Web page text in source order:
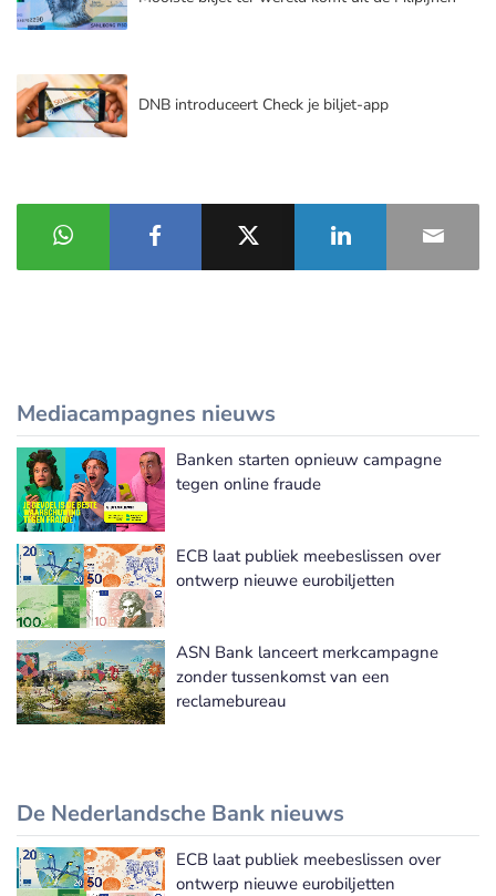
DNB introduceert Check je biljet-app
Mediacampagnes nieuws
Meer Mediacampagnes nieuws
Banken starten opnieuw campagne
tegen online fraude
ECB laat publiek meebeslissen over
ontwerp nieuwe eurobiljetten
ASN Bank lanceert merkcampagne
zonder tussenkomst van een
reclamebureau
De Nederlandsche Bank nieuws
De Nederlandsche Bank nieuws
ECB laat publiek meebeslissen over
ontwerp nieuwe eurobiljetten